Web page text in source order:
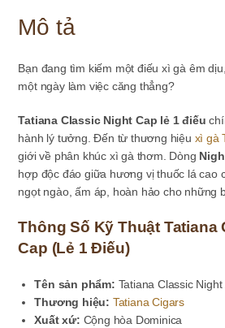
Mô tả
Bạn đang tìm kiếm một điếu xì gà êm
một ngày làm việc căng thẳng?
Tatiana Classic Night Cap lẻ 1 điếu
hành lý tưởng. Đến từ thương hiệu xì gà
giới về phân khúc xì gà thơm. Dòng
hợp độc đáo giữa hương vị thuốc lá cao
ngọt ngào, ấm áp, hoàn hảo cho những
Thông Số Kỹ Thuật Tatiana
Cap (Lẻ 1 Điếu)
Tên sản phẩm: Tatiana Classic
Thương hiệu: Tatiana Cigars
Xuất xứ: Cộng hòa Dominica